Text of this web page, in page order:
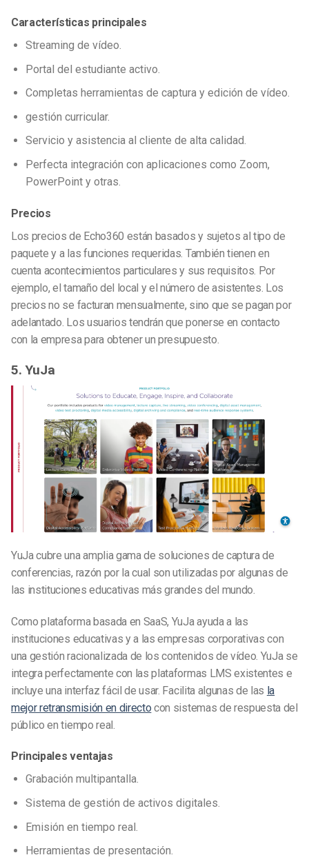
Características principales
Streaming de vídeo.
Portal del estudiante activo.
Completas herramientas de captura y edición de vídeo.
gestión curricular.
Servicio y asistencia al cliente de alta calidad.
Perfecta integración con aplicaciones como Zoom,
PowerPoint y otras.
Precios
Los precios de Echo360 están basados y sujetos al tipo de
paquete y a las funciones requeridas. También tienen en
cuenta acontecimientos particulares y sus requisitos. Por
ejemplo, el tamaño del local y el número de asistentes. Los
precios no se facturan mensualmente, sino que se pagan por
adelantado. Los usuarios tendrán que ponerse en contacto
con la empresa para obtener un presupuesto.
5. YuJa
YuJa cubre una amplia gama de soluciones de captura de
conferencias, razón por la cual son utilizadas por algunas de
las instituciones educativas más grandes del mundo.
Como plataforma basada en SaaS, YuJa ayuda a las
instituciones educativas y a las empresas corporativas con
una gestión racionalizada de los contenidos de vídeo. YuJa se
integra perfectamente con las plataformas LMS existentes e
incluye una interfaz fácil de usar. Facilita algunas de las la
mejor retransmisión en directo con sistemas de respuesta del
público en tiempo real.
Principales ventajas
Grabación multipantalla.
Sistema de gestión de activos digitales.
Emisión en tiempo real.
Herramientas de presentación.